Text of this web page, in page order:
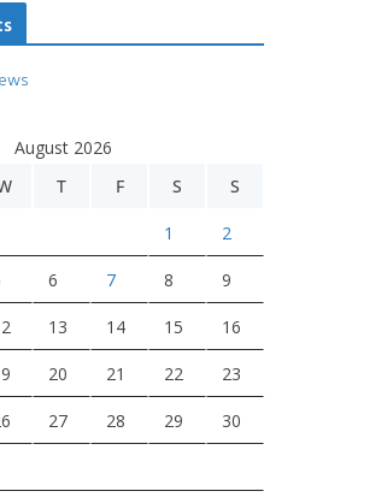
August 2026
T F S S
1 2
6 7 8 9
13 14 15 16
20 21 22 23
27 28 29 30